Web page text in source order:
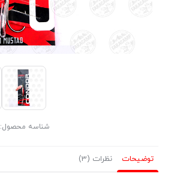
شناسه محصول:
توضیحات نظرات (3)